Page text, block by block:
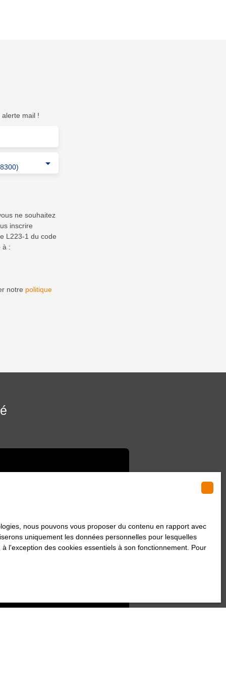
mail !
ne souhaitez
inscrire
L223-1 du code
à :
notre politique
nous pouvons vous proposer du contenu en rapport avec
uniquement les données personnelles pour lesquelles
l'exception des cookies essentiels à son fonctionnement. Pour